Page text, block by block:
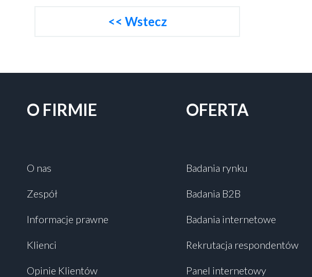
<< Wstecz
O FIRMIE
O nas
Zespół
Informacje prawne
Klienci
Opinie Klientów
OFERTA
Badania rynku
Badania B2B
Badania internetowe
Rekrutacja respondentów
Panel internetowy